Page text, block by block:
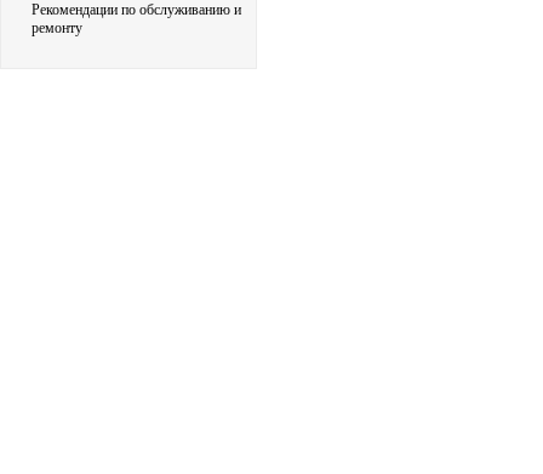
Рекомендации по обслуживанию и
ремонту